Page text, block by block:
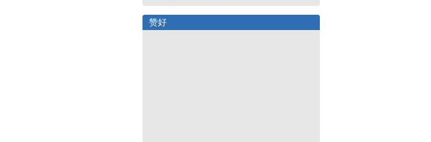
赞好